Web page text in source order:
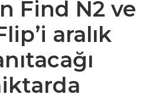
Find N2 ve
aralık